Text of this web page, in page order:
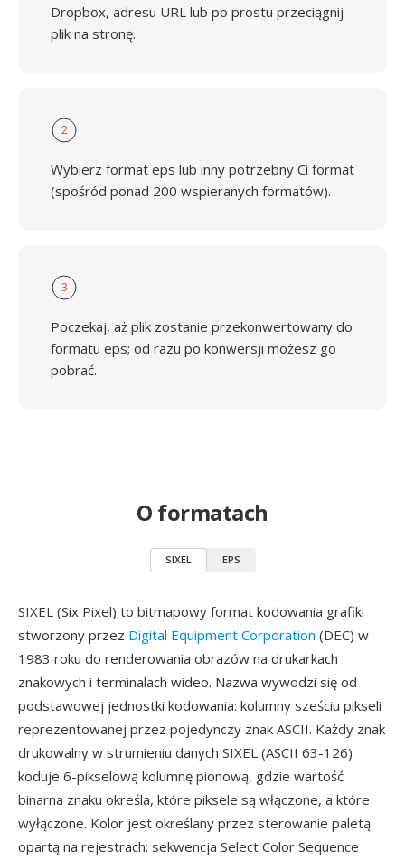
Dropbox, adresu URL lub po prostu przeciągnij
plik na stronę.
2
Wybierz format eps lub inny potrzebny Ci format
(spośród ponad 200 wspieranych formatów).
3
Poczekaj, aż plik zostanie przekonwertowany do
formatu eps; od razu po konwersji możesz go
pobrać.
O formatach
SIXEL EPS
SIXEL (Six Pixel) to bitmapowy format kodowania grafiki
stworzony przez Digital Equipment Corporation (DEC) w
1983 roku do renderowania obrazów na drukarkach
znakowych i terminalach wideo. Nazwa wywodzi się od
podstawowej jednostki kodowania: kolumny sześciu pikseli
reprezentowanej przez pojedynczy znak ASCII. Każdy znak
drukowalny w strumieniu danych SIXEL (ASCII 63-126)
koduje 6-pikselową kolumnę pionową, gdzie wartość
binarna znaku określa, które piksele są włączone, a które
wyłączone. Kolor jest określany przez sterowanie paletą
opartą na rejestrach: sekwencja Select Color Sequence